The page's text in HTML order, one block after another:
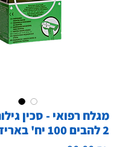
מגלח רפואי - סכין
2 להבים 100 יח' באריזה